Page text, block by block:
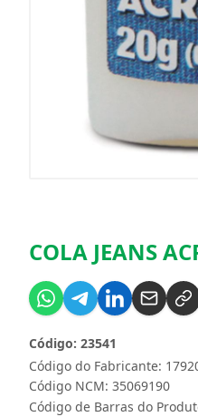
COLA JEANS
Código do Fabricante:
Código: 23541
Código NCM: 35069190
Código de Barras do